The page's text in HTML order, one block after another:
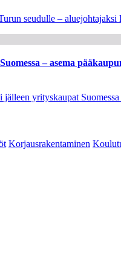
seudulle –
– asema
yrityskaupat
Korjausrakentaminen